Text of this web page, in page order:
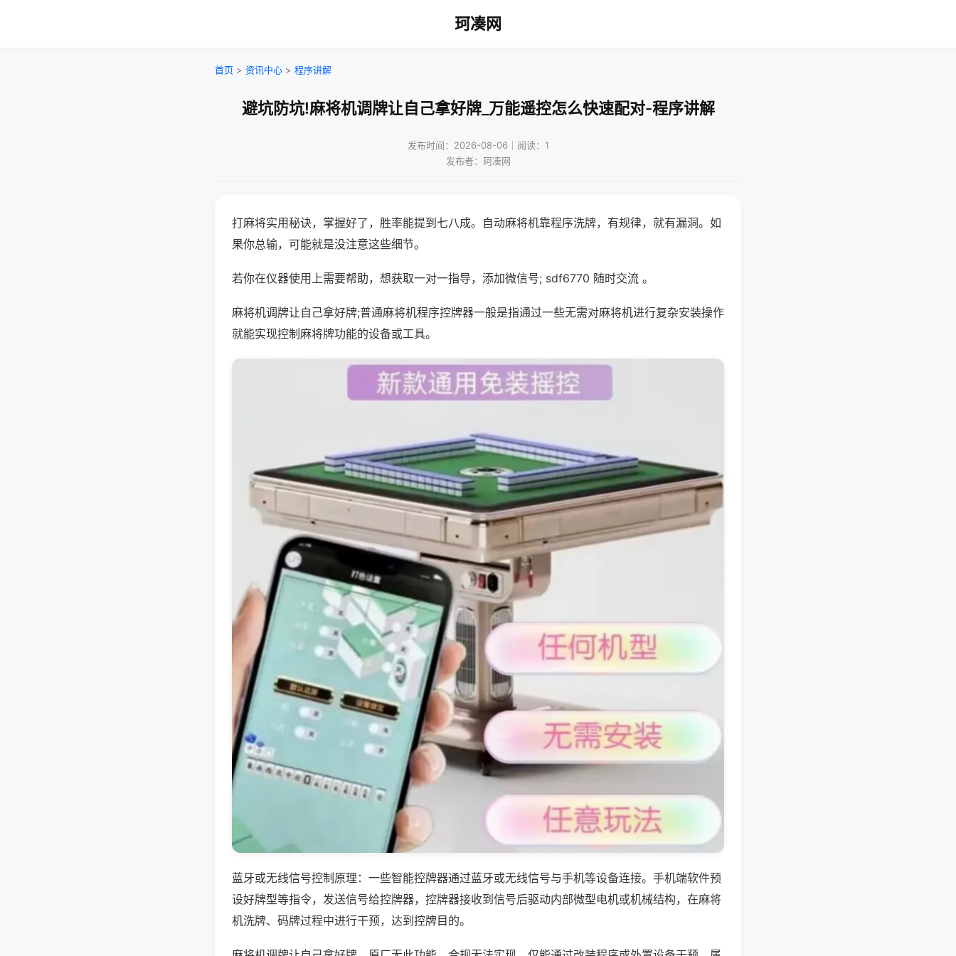
珂凑网
首页 > 资讯中心 > 程序讲解
避坑防坑!麻将机调牌让自己拿好牌_万能遥控怎么快速配对-程序讲解
发布时间：2026-08-06｜阅读：1
发布者：珂凑网
打麻将实用秘诀，掌握好了，胜率能提到七八成。自动麻将机靠程序洗牌，有规律，就有漏洞。如
果你总输，可能就是没注意这些细节。
若你在仪器使用上需要帮助，想获取一对一指导，添加微信号; sdf6770 随时交流 。
麻将机调牌让自己拿好牌;普通麻将机程序控牌器一般是指通过一些无需对麻将机进行复杂安装操作
就能实现控制麻将牌功能的设备或工具。
蓝牙或无线信号控制原理：一些智能控牌器通过蓝牙或无线信号与手机等设备连接。手机端软件预
设好牌型等指令，发送信号给控牌器，控牌器接收到信号后驱动内部微型电机或机械结构，在麻将
机洗牌、码牌过程中进行干预，达到控牌目的。